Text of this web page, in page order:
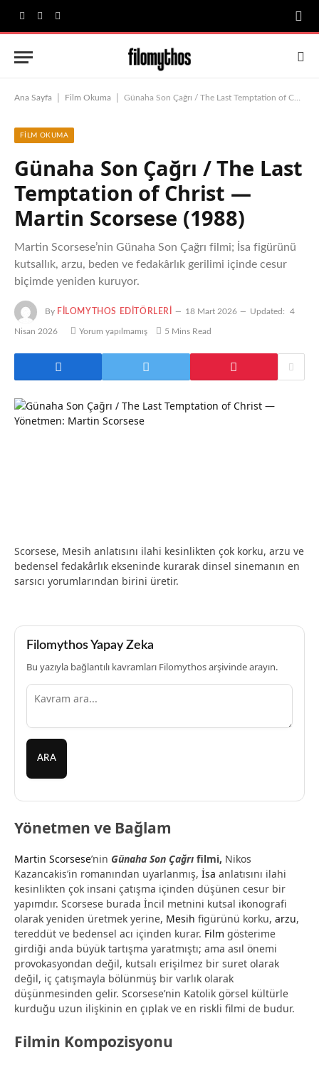
Facebook
X
(Twitter)
Instagram
Ana Sayfa Film Okuma Günaha Son Çağrı / The Last Temptation of Christ — Martin Scorsese (1988)
FILM OKUMA
Günaha Son Çağrı / The Last
Temptation of Christ —
Martin Scorsese (1988)
Martin Scorsese’nin Günaha Son Çağrı filmi; İsa figürünü
kutsallık, arzu, beden ve fedakârlık gerilimi içinde cesur
biçimde yeniden kuruyor.
By FILOMYTHOS EDITÖRLERI 18 Mart 2026 Updated: 4
Nisan 2026 Yorum yapılmamış 5 Mins Read
Scorsese, Mesih anlatısını ilahi kesinlikten çok korku, arzu ve
bedensel fedakârlık ekseninde kurarak dinsel sinemanın en
sarsıcı yorumlarından birini üretir.
Filomythos Yapay Zeka
Bu yazıyla bağlantılı kavramları Filomythos arşivinde arayın.
ARA
Yönetmen ve Bağlam
Martin Scorsese’nin Günaha Son Çağrı filmi, Nikos
Kazancakis’in romanından uyarlanmış, İsa anlatısını ilahi
kesinlikten çok insani çatışma içinden düşünen cesur bir
yapımdır. Scorsese burada İncil metnini kutsal ikonografi
olarak yeniden üretmek yerine, Mesih figürünü korku, arzu,
tereddüt ve bedensel acı içinden kurar. Film gösterime
girdiği anda büyük tartışma yaratmıştı; ama asıl önemi
provokasyondan değil, kutsalı erişilmez bir suret olarak
değil, iç çatışmayla bölünmüş bir varlık olarak
düşünmesinden gelir. Scorsese’nin Katolik görsel kültürle
kurduğu uzun ilişkinin en çıplak ve en riskli filmi de budur.
Filmin Kompozisyonu